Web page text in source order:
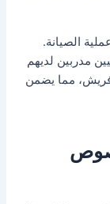
الصيانة.
مدربين لديهم
مما يضمن